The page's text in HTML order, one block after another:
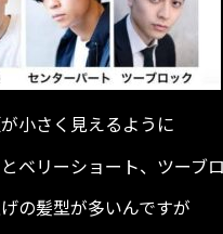
小さく見えるように
ベリーショート、ツーブ
の髪型が多いんですが